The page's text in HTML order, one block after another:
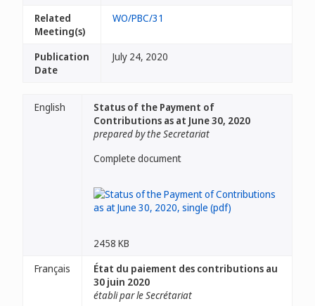
Related
Meeting(s)
WO/PBC/31
Publication
Date
July 24, 2020
English
Status of the Payment of
Contributions as at June 30, 2020
prepared by the Secretariat
Complete document
2458 KB
Français
État du paiement des contributions au
30 juin 2020
établi par le Secrétariat